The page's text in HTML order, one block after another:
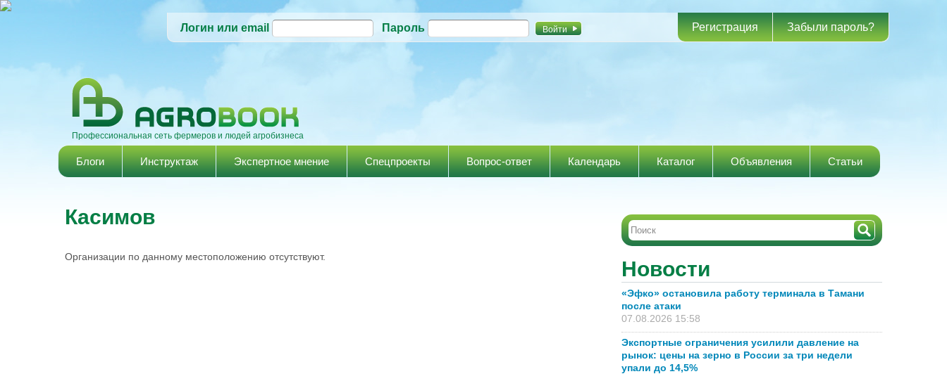
Перейти к
содержанию
Логин или email Пароль Регистрация Забыли пароль?
Профессиональная сеть фермеров и людей агробизнеса
Главное меню
Блоги Инструктаж Экспертное мнение Спецпроекты Вопрос-ответ Календарь Каталог Объявления Статьи
Касимов
Организации по данному местоположению отсутствуют.
Новости
«Эфко» остановила работу терминала в Тамани
после атаки
07.08.2026 15:58
Экспортные ограничения усилили давление на
рынок: цены на зерно в России за три недели
упали до 14,5%